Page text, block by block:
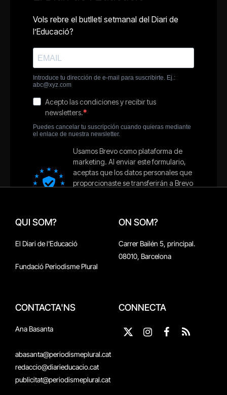
QUI SOM?
El Diari de l'Educació
Fundació Periodisme Plural
ON SOM?
Carrer Bailén 5, principal.
08010, Barcelona
CONTACTA'NS
Ana Basanta
abasanta@periodismeplural.cat
redaccio@diarieducacio.cat
publicitat@periodismeplural.cat
CONNECTA
X
InstagramFacebook
RSS